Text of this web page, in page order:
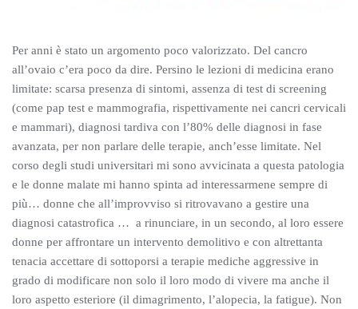
Per anni è stato un argomento poco valorizzato. Del cancro
all’ovaio c’era poco da dire. Persino le lezioni di medicina erano
limitate: scarsa presenza di sintomi, assenza di test di screening
(come pap test e mammografia, rispettivamente nei cancri cervicali
e mammari), diagnosi tardiva con l’80% delle diagnosi in fase
avanzata, per non parlare delle terapie, anch’esse limitate. Nel
corso degli studi universitari mi sono avvicinata a questa patologia
e le donne malate mi hanno spinta ad interessarmene sempre di
più… donne che all’improvviso si ritrovavano a gestire una
diagnosi catastrofica … a rinunciare, in un secondo, al loro essere
donne per affrontare un intervento demolitivo e con altrettanta
tenacia accettare di sottoporsi a terapie mediche aggressive in
grado di modificare non solo il loro modo di vivere ma anche il
loro aspetto esteriore (il dimagrimento, l’alopecia, la fatigue). Non